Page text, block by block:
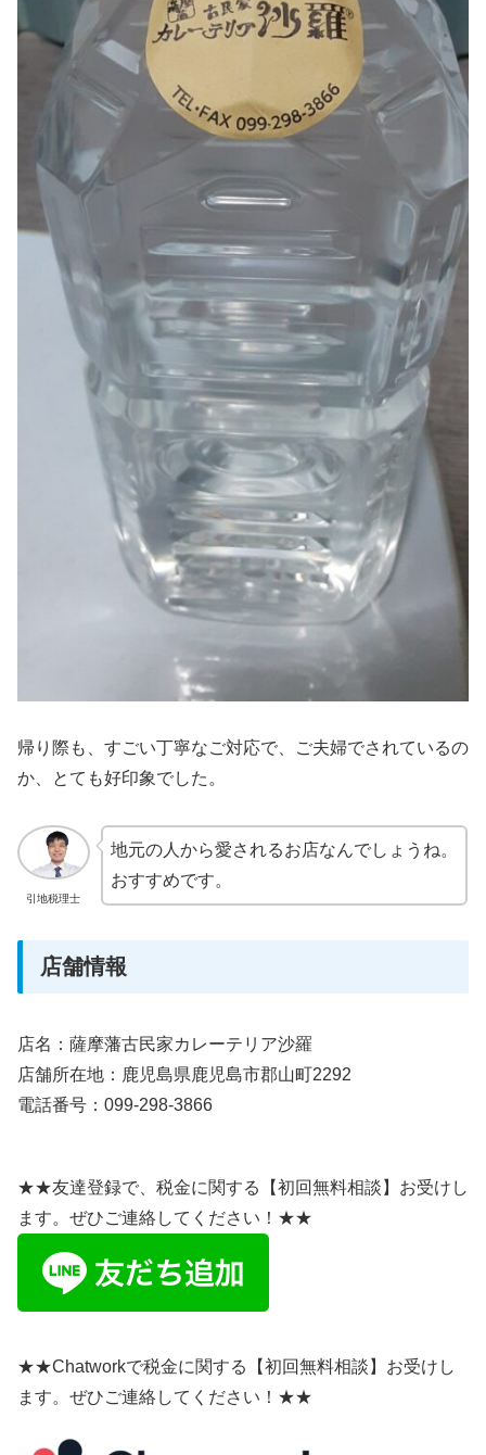
帰り際も、すごい丁寧なご対応で、ご夫婦でされているの
か、とても好印象でした。
引地税理士
地元の人から愛されるお店なんでしょうね。
おすすめです。
店舗情報
店名：薩摩藩古民家カレーテリア沙羅
店舗所在地：鹿児島県鹿児島市郡山町2292
電話番号：099-298-3866
★★友達登録で、税金に関する【初回無料相談】お受けし
ます。ぜひご連絡してください！★★
★★Chatworkで税金に関する【初回無料相談】お受けし
ます。ぜひご連絡してください！★★